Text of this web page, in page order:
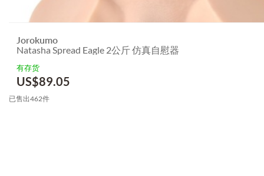
Jorokumo
Natasha Spread Eagle 2公斤 仿真自慰器
有存货
US$89.05
已售出462件